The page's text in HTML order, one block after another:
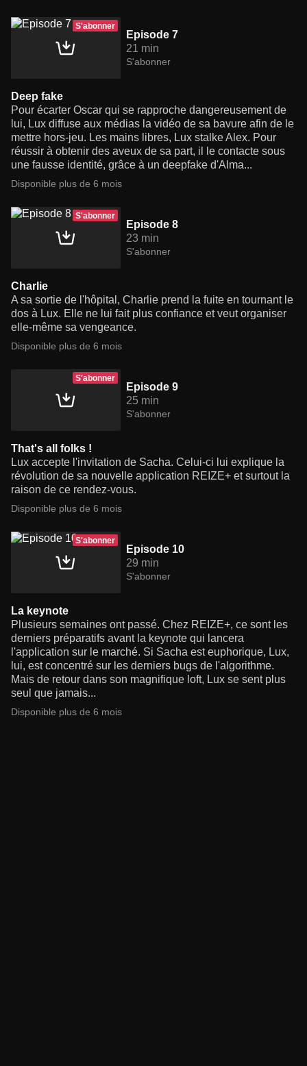
S'abonner
Episode 7
21 min
S'abonner
Deep fake
Pour écarter Oscar qui se rapproche dangereusement de
lui, Lux diffuse aux médias la vidéo de sa bavure afin de le
mettre hors-jeu. Les mains libres, Lux stalke Alex. Pour
réussir à obtenir des aveux de sa part, il le contacte sous
une fausse identité, grâce à un deepfake d'Alma...
Disponible plus de 6 mois
S'abonner
Episode 8
23 min
S'abonner
Charlie
A sa sortie de l'hôpital, Charlie prend la fuite en tournant le
dos à Lux. Elle ne lui fait plus confiance et veut organiser
elle-même sa vengeance.
Disponible plus de 6 mois
S'abonner
Episode 9
25 min
S'abonner
That's all folks !
Lux accepte l'invitation de Sacha. Celui-ci lui explique la
révolution de sa nouvelle application REIZE+ et surtout la
raison de ce rendez-vous.
Disponible plus de 6 mois
S'abonner
Episode 10
29 min
S'abonner
La keynote
Plusieurs semaines ont passé. Chez REIZE+, ce sont les
derniers préparatifs avant la keynote qui lancera
l'application sur le marché. Si Sacha est euphorique, Lux,
lui, est concentré sur les derniers bugs de l'algorithme.
Mais de retour dans son magnifique loft, Lux se sent plus
seul que jamais...
Disponible plus de 6 mois